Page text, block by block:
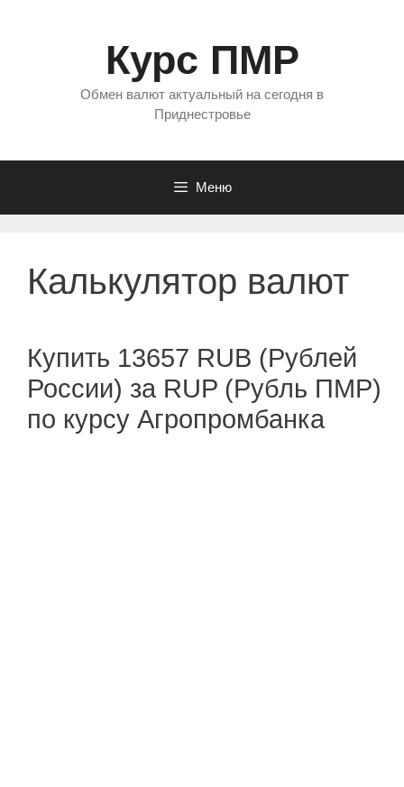
Курс ПМР
Обмен валют актуальный на сегодня в
Приднестровье
Меню
Калькулятор валют
Купить 13657 RUB (Рублей
России) за RUP (Рубль ПМР)
по курсу Агропромбанка